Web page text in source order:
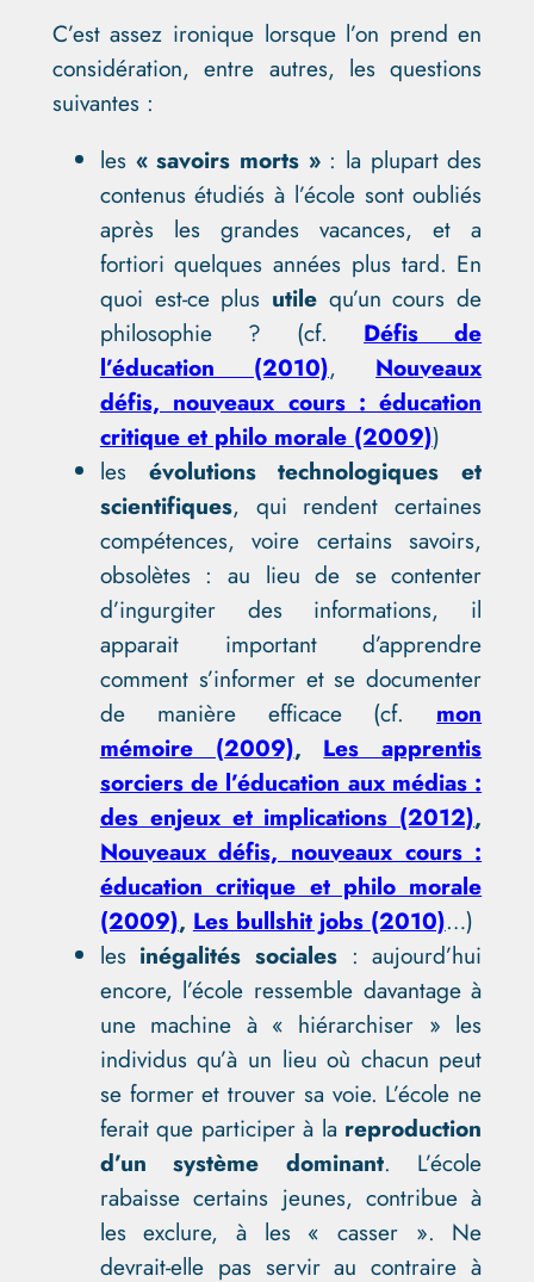
C’est assez ironique lorsque l’on prend en
considération, entre autres, les questions
suivantes :
les « savoirs morts »: la plupart des
contenus étudiés à l’école sont oubliés
après les grandes vacances, et a
fortiori quelques années plus tard. En
quoi est-ce plus utile qu’un cours de
philosophie ? (cf. Défis de
l’éducation (2010), Nouveaux
défis, nouveaux cours : éducation
critique et philo morale (2009))
les évolutions technologiques et
scientifiques, qui rendent certaines
compétences, voire certains savoirs,
obsolètes : au lieu de se contenter
d’ingurgiter des informations, il
apparait important d’apprendre
comment s’informer et se documenter
de manière efficace (cf. mon
mémoire (2009), Les apprentis
sorciers de l’éducation aux médias :
des enjeux et implications (2012),
Nouveaux défis, nouveaux cours :
éducation critique et philo morale
(2009), Les bullshit jobs (2010)…)
les inégalités sociales : aujourd’hui
encore, l’école ressemble davantage à
une machine à « hiérarchiser » les
individus qu’à un lieu où chacun peut
se former et trouver sa voie. L’école ne
ferait que participer à la reproduction
d’un système dominant. L’école
rabaisse certains jeunes, contribue à
les exclure, à les « casser ». Ne
devrait-elle pas servir au contraire à